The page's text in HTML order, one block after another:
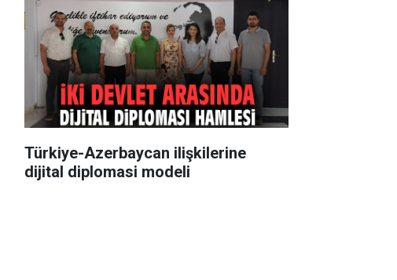
Türkiye-Azerbaycan ilişkilerine
dijital diplomasi modeli